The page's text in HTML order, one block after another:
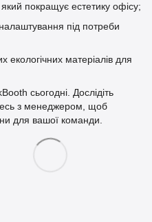
покращує естетику офісу;
під потреби
екологічних матеріалів для
сьогодні. Дослідіть
з менеджером, щоб
для вашої команди.